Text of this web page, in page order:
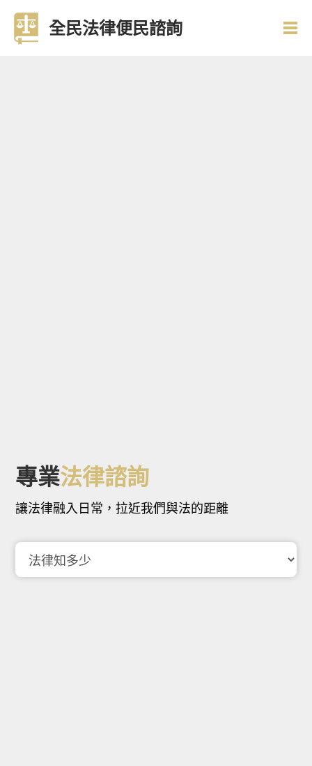
全民法律便民諮詢
專業法律諮詢
讓法律融入日常，拉近我們與法的距離